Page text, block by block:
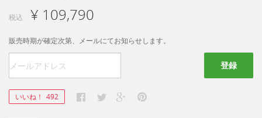
税込 ¥ 109,790
販売時期が確定次第、メールにてお知らせします。
登録
いいね！ 492